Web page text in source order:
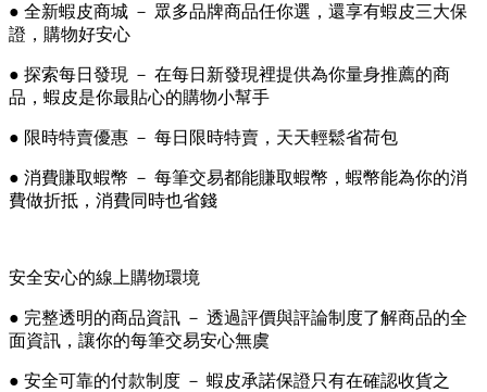
● 全新蝦皮商城 － 眾多品牌商品任你選，還享有蝦皮三大保
證，購物好安心
● 探索每日發現 － 在每日新發現裡提供為你量身推薦的商
品，蝦皮是你最貼心的購物小幫手
● 限時特賣優惠 － 每日限時特賣，天天輕鬆省荷包
● 消費賺取蝦幣 － 每筆交易都能賺取蝦幣，蝦幣能為你的消
費做折抵，消費同時也省錢
安全安心的線上購物環境
● 完整透明的商品資訊 － 透過評價與評論制度了解商品的全
面資訊，讓你的每筆交易安心無虞
● 安全可靠的付款制度 － 蝦皮承諾保證只有在確認收貨之